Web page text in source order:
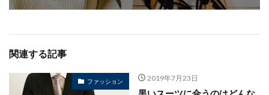
関連する記事
ファッション 2019年7月23日